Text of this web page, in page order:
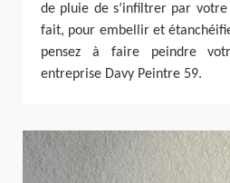
de pluie de s’infiltrer par votre
fait, pour embellir et
pensez à faire peindre
entreprise Davy Peintre 59.